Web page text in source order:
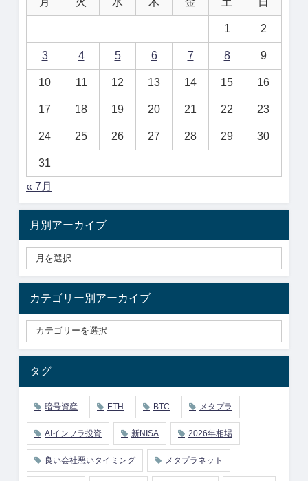
1 2
3 4 5 6 7 8 9
10 11 12 13 14 15 16
17 18 19 20 21 22 23
24 25 26 27 28 29 30
31
« 7月
月別アーカイブ
カテゴリー別アーカイブ
タグ
暗号資産 ETH BTC メタプラ
AIインフラ投資 新NISA 2026年相場
良い会社悪いタイミング メタプラネット